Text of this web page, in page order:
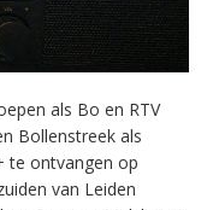
als Bo en RTV
Bollenstreek als
te ontvangen op
van Leiden